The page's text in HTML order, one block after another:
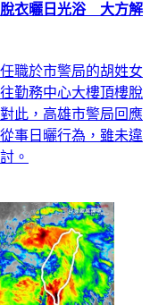
脫衣曬日光浴 大方解
職於市警局的胡姓女
勤務中心大樓頂樓脫
此，高雄市警局回應
事日曬行為，雖未違
。